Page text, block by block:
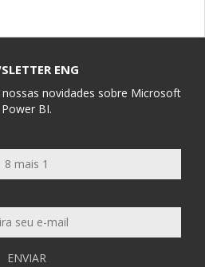
ENG
novidades sobre Microsoft
Power BI.
ENVIAR